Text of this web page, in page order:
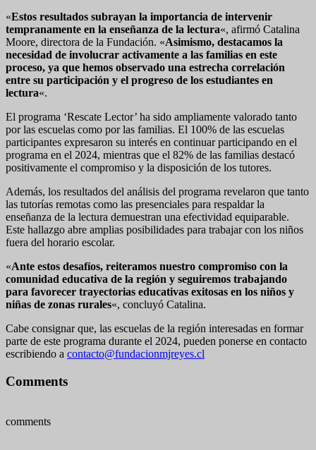
«Estos resultados subrayan la importancia de intervenir
tempranamente en la enseñanza de la lectura«, afirmó Catalina
Moore, directora de la Fundación. «Asimismo, destacamos la
necesidad de involucrar activamente a las familias en este
proceso, ya que hemos observado una estrecha correlación
entre su participación y el progreso de los estudiantes en
lectura«.
El programa ‘Rescate Lector’ ha sido ampliamente valorado tanto
por las escuelas como por las familias. El 100% de las escuelas
participantes expresaron su interés en continuar participando en el
programa en el 2024, mientras que el 82% de las familias destacó
positivamente el compromiso y la disposición de los tutores.
Además, los resultados del análisis del programa revelaron que tanto
las tutorías remotas como las presenciales para respaldar la
enseñanza de la lectura demuestran una efectividad equiparable.
Este hallazgo abre amplias posibilidades para trabajar con los niños
fuera del horario escolar.
«Ante estos desafíos, reiteramos nuestro compromiso con la
comunidad educativa de la región y seguiremos trabajando
para favorecer trayectorias educativas exitosas en los niños y
niñas de zonas rurales«, concluyó Catalina.
Cabe consignar que, las escuelas de la región interesadas en formar
parte de este programa durante el 2024, pueden ponerse en contacto
escribiendo a contacto@fundacionmjreyes.cl
Comments
comments